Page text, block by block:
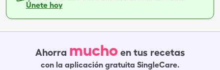
Únete hoy
Ahorra mucho en tus recetas
con la aplicación gratuita SingleCare.